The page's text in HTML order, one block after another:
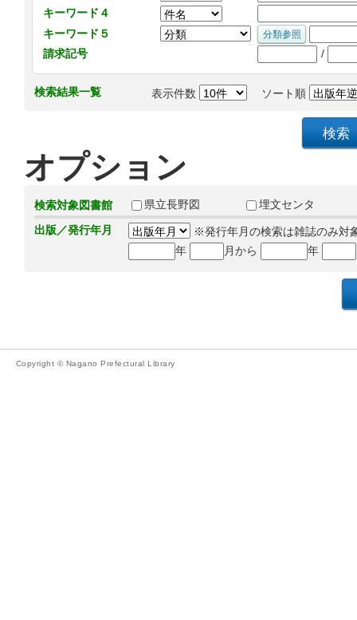
キーワード４
キーワード５
請求記号
/
検索結果一覧 表示件数 ソート順
オプション
検索対象図書館 県立長野図
埋文センタ
出版／発行年月
※発行年月の検索は雑誌のみ対
年
月から 年
Copyright © Nagano Prefectural Library